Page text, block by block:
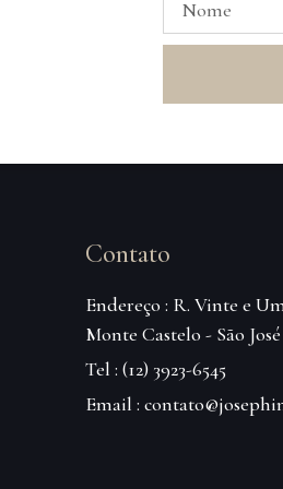
Contato
Endereço : R. Vinte e
Monte Castelo - São
Tel : (12) 3923-6545
Email :